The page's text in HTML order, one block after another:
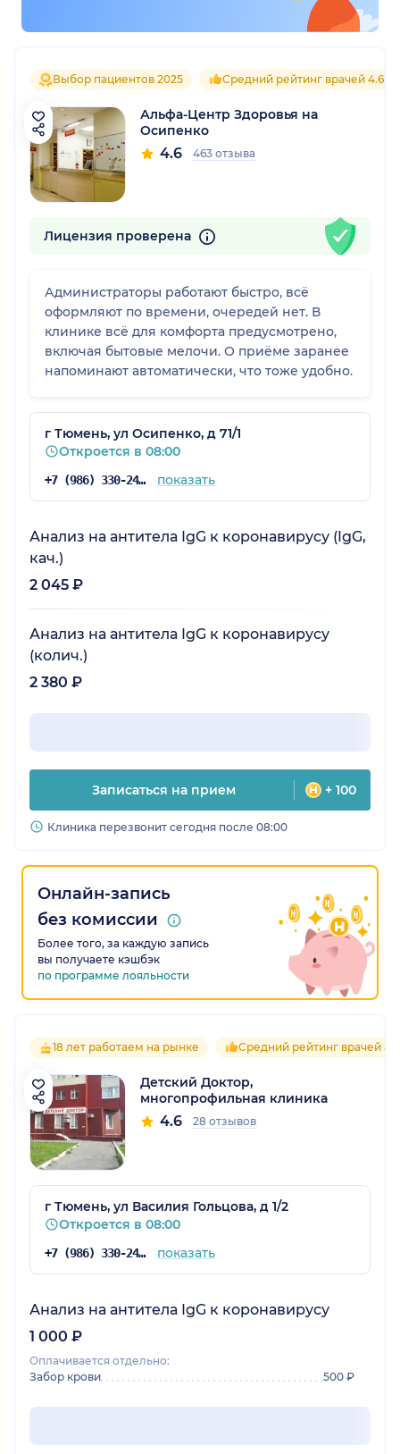
Выбор пациентов 2025 Средний рейтинг врачей 4.6
Альфа-Центр Здоровья на
Осипенко
4.6 463 отзыва
Лицензия проверена
Администраторы работают быстро, всё
оформляют по времени, очередей нет. В
клинике всё для комфорта предусмотрено,
включая бытовые мелочи. О приёме заранее
напоминают автоматически, что тоже удобно.
г Тюмень, ул Осипенко, д 71/1
Откроется в 08:00
+7 (986) 330-24-18 показать
Анализ на антитела IgG к коронавирусу (IgG,
кач.)
2 045 ₽
Анализ на антитела IgG к коронавирусу
(колич.)
2 380 ₽
Записаться на прием + 100
Клиника перезвонит сегодня после 08:00
Онлайн-запись
без комиссии
Более того, за каждую запись
вы получаете кэшбэк
по программе лояльности
18 лет работаем на рынке Средний рейтинг врачей 4.6
Детский Доктор,
многопрофильная клиника
4.6 28 отзывов
г Тюмень, ул Василия Гольцова, д 1/2
Откроется в 08:00
+7 (986) 330-24-15 показать
Анализ на антитела IgG к коронавирусу
1 000 ₽
Оплачивается отдельно:
Забор крови
500 ₽